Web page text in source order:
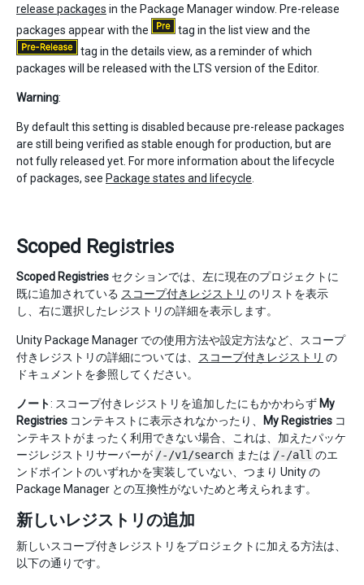
release packages in the Package Manager window. Pre-release
packages appear with the
tag in the list view and the
tag in the details view, as a reminder of which
packages will be released with the LTS version of the Editor.
Warning:
By default this setting is disabled because pre-release packages
are still being verified as stable enough for production, but are
not fully released yet. For more information about the lifecycle
of packages, see Package states and lifecycle.
Scoped Registries
Scoped Registries セクションでは、左に現在のプロジェクトに
既に追加されている スコープ付きレジストリ のリストを表示
し、右に選択したレジストリの詳細を表示します。
Unity Package Manager での使用方法や設定方法など、スコープ
付きレジストリの詳細については、 スコープ付きレジストリ の
ドキュメントを参照してください。
ノート: スコープ付きレジストリを追加したにもかかわらず My
Registries コンテキストに表示されなかったり、 My Registries コ
ンテキストがまったく利用できない場合、これは、加えたパッケ
ージレジストリサーバーが /-/v1/search または /-/all のエ
ンドポイントのいずれかを実装していない、つまり Unity の
Package Manager との互換性がないためと考えられます。
新しいレジストリの追加
新しいスコープ付きレジストリをプロジェクトに加える方法は、
以下の通りです。